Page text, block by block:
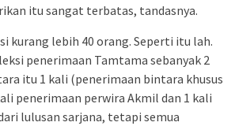
itu sangat terbatas, tandasnya.
kurang lebih 40 orang. Seperti itu lah.
penerimaan Tamtama sebanyak 2
itu 1 kali (penerimaan bintara khusus
penerimaan perwira Akmil dan 1 kali
lulusan sarjana, tetapi semua